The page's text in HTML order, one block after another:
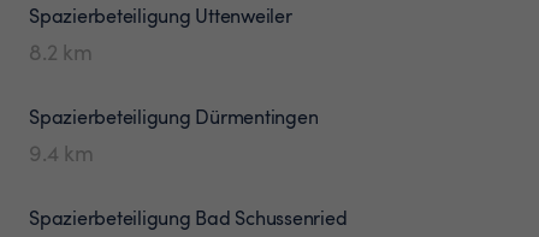
Spazierbeteiligung Uttenweiler
8.2 km
Spazierbeteiligung Dürmentingen
9.4 km
Spazierbeteiligung Bad Schussenried